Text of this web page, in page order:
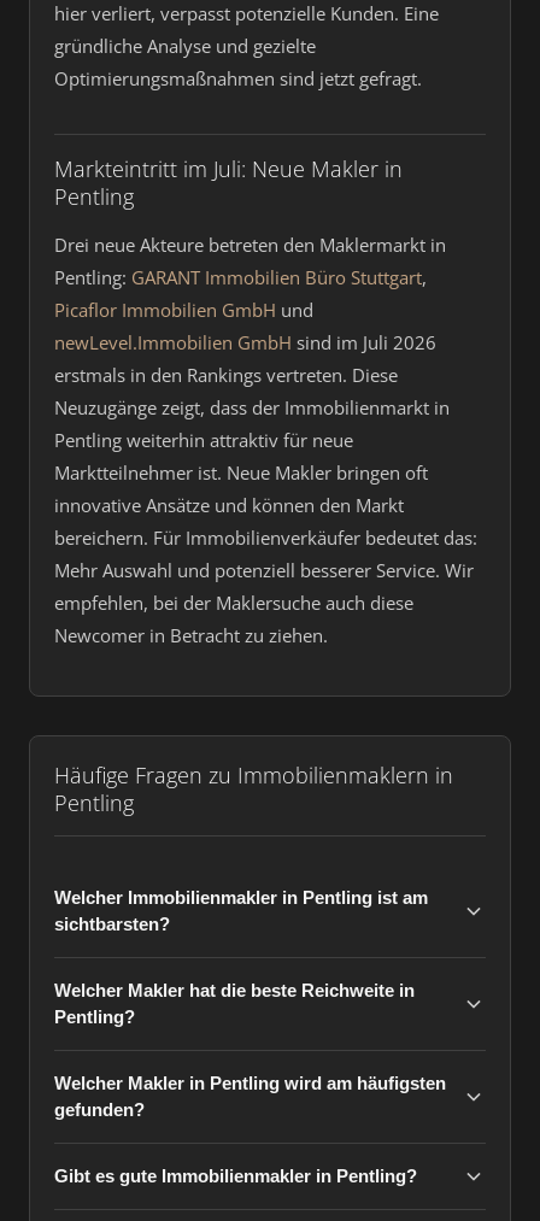
hier verliert, verpasst potenzielle Kunden. Eine
gründliche Analyse und gezielte
Optimierungsmaßnahmen sind jetzt gefragt.
Markteintritt im Juli: Neue Makler in
Pentling
Drei neue Akteure betreten den Maklermarkt in
Pentling: GARANT Immobilien Büro Stuttgart,
Picaflor Immobilien GmbH und
newLevel.Immobilien GmbH sind im Juli 2026
erstmals in den Rankings vertreten. Diese
Neuzugänge zeigt, dass der Immobilienmarkt in
Pentling weiterhin attraktiv für neue
Marktteilnehmer ist. Neue Makler bringen oft
innovative Ansätze und können den Markt
bereichern. Für Immobilienverkäufer bedeutet das:
Mehr Auswahl und potenziell besserer Service. Wir
empfehlen, bei der Maklersuche auch diese
Newcomer in Betracht zu ziehen.
Häufige Fragen zu Immobilienmaklern in
Pentling
Welcher Immobilienmakler in Pentling ist am
sichtbarsten?
Welcher Makler hat die beste Reichweite in
Pentling?
Welcher Makler in Pentling wird am häufigsten
gefunden?
Gibt es gute Immobilienmakler in Pentling?